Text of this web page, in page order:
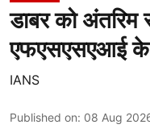
डाबर को अंतरिम
एफएसएसएआई के
IANS
Published on: 08 Aug